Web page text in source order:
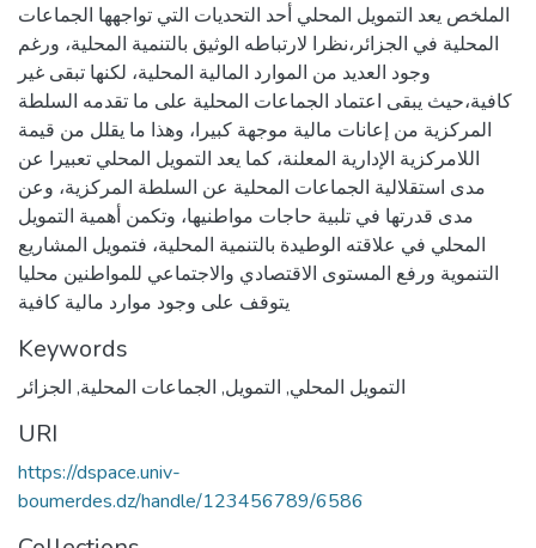
الملخص يعد التمويل المحلي أحد التحديات التي تواجهها الجماعات
المحلية في الجزائر،نظرا لارتباطه الوثيق بالتنمية المحلية، ورغم
وجود العديد من الموارد المالية المحلية، لكنها تبقى غير
كافية،حيث يبقى اعتماد الجماعات المحلية على ما تقدمه السلطة
المركزية من إعانات مالية موجهة كبيرا، وهذا ما يقلل من قيمة
اللامركزية الإدارية المعلنة، كما يعد التمويل المحلي تعبيرا عن
مدى استقلالية الجماعات المحلية عن السلطة المركزية، وعن
مدى قدرتها في تلبية حاجات مواطنيها، وتكمن أهمية التمويل
المحلي في علاقته الوطيدة بالتنمية المحلية، فتمويل المشاريع
التنموية ورفع المستوى الاقتصادي والاجتماعي للمواطنين محليا
يتوقف على وجود موارد مالية كافية
Keywords
التمويل المحلي, التمويل, الجماعات المحلية, الجزائر
URI
https://dspace.univ-
boumerdes.dz/handle/123456789/6586